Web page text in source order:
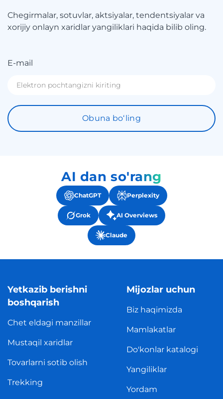
Chegirmalar, sotuvlar, aktsiyalar, tendentsiyalar va
xorijiy onlayn xaridlar yangiliklari haqida bilib oling.
E-mail
Obuna boʻling
AI dan so'rang
ChatGPT Perplexity
Grok AI Overviews
Claude
Yetkazib berishni
boshqarish
Chet eldagi manzillar
Mustaqil xaridlar
Tovarlarni sotib olish
Trekking
Mijozlar uchun
Biz haqimizda
Mamlakatlar
Do'konlar katalogi
Yangiliklar
Yordam